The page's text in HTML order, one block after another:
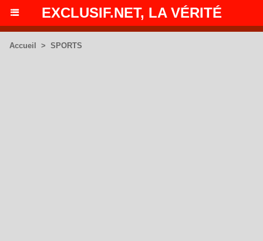
EXCLUSIF.NET, LA VÉRITÉ
Accueil > SPORTS